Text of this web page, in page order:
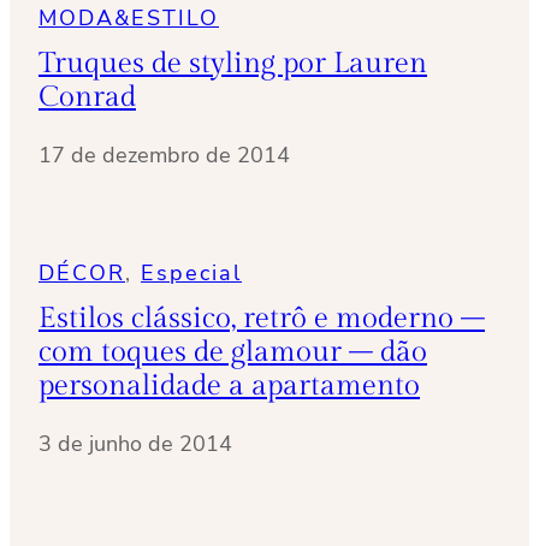
MODA&ESTILO
Truques de styling por Lauren
Conrad
17 de dezembro de 2014
DÉCOR, Especial
Estilos clássico, retrô e moderno –
com toques de glamour – dão
personalidade a apartamento
3 de junho de 2014